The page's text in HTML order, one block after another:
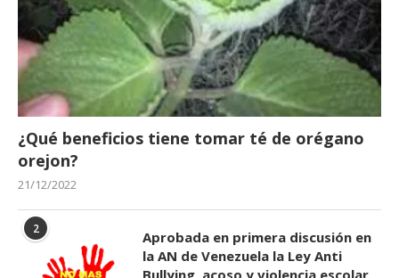
¿Qué beneficios tiene tomar té de orégano
orejon?
21/12/2022
2
Aprobada en primera discusión en
la AN de Venezuela la Ley Anti
Bullying, acoso y violencia escolar